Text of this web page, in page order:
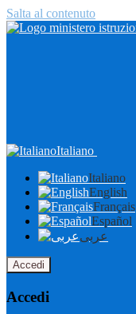
Salta al contenuto
Italiano
Italiano
English
Français
Español
عربى
Accedi
Accedi